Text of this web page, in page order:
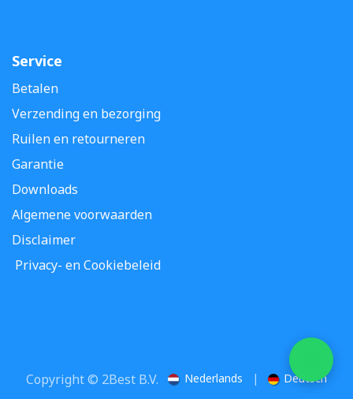
Service
Betalen
Verzending en bezorging
Ruilen en retourneren
Garantie
Downloads
Algemene voorwaarden
Disclaimer
Privacy- en Cookiebeleid
Copyright © 2Best B.V. Nederlands | Deutsch